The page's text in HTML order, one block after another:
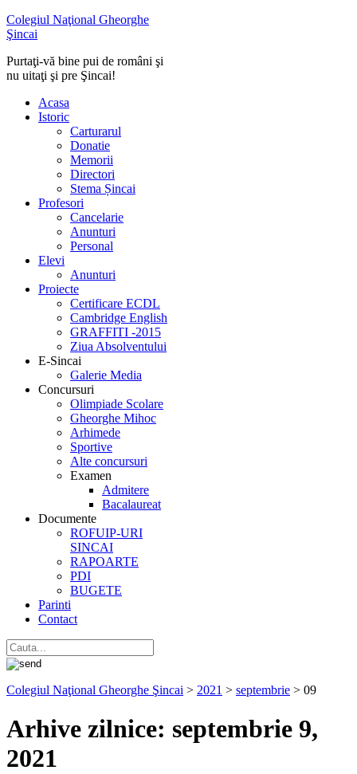
Colegiul Naţional Gheorghe
Şincai
Purtaţi-vă bine pui de români şi
nu uitaţi şi pre Şincai!
Acasa
Istoric
Carturarul
Donatie
Memorii
Directori
Stema Șincai
Profesori
Cancelarie
Anunturi
Personal
Elevi
Anunturi
Proiecte
Certificare ECDL
Cambridge English
GRAFFITI -2015
Ziua Absolventului
E-Sincai
Galerie Media
Concursuri
Olimpiade Scolare
Gheorghe Mihoc
Arhimede
Sportive
Alte concursuri
Examen
Admitere
Bacalaureat
Documente
ROFUIP-URI
SINCAI
RAPOARTE
PDI
BUGETE
Parinti
Contact
Colegiul Naţional Gheorghe Şincai > 2021 > septembrie > 09
Arhive zilnice: septembrie 9,
2021